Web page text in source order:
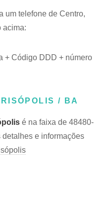
um telefone de Centro,
acima:
+ Código DDD + número
/ BA
é na faixa de 48480-
e informações